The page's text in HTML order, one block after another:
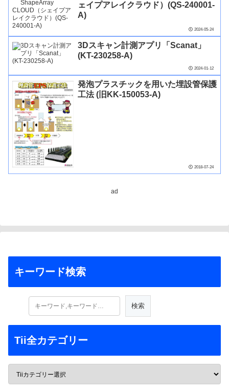
ェイプアレイクラウド）(QS-240001-
A)
2024-05-24
3Dスキャン計測アプリ「Scanat」
(KT-230258-A)
2024-01-12
発泡プラスチックを用いた埋設管保護
工法 (旧KK-150053-A)
2018-07-24
ad
キーワード検索
Tii全カテゴリー